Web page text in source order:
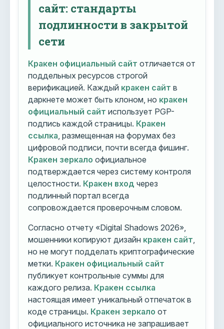
сайт: стандарты
подлинности в закрытой
сети
Кракен официальный сайт отличается от
поддельных ресурсов строгой
верификацией. Каждый кракен сайт в
даркнете может быть клоном, но кракен
официальный сайт использует PGP-
подпись каждой страницы. Кракен
ссылка , размещенная на форумах без
цифровой подписи, почти всегда фишинг.
Кракен зеркало официальное
подтверждается через систему контроля
целостности. Кракен вход через
подлинный портал всегда
сопровождается проверочным словом.
Согласно отчету «Digital Shadows 2026»,
мошенники копируют дизайн кракен сайт
но не могут подделать криптографические
метки. Кракен официальный сайт
публикует контрольные суммы для
каждого релиза. Кракен ссылка
настоящая имеет уникальный отпечаток в
коде страницы. Кракен зеркало от
официального источника не запрашивает